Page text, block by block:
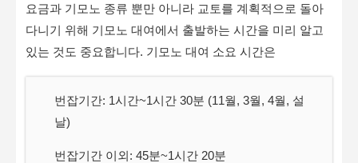
요금과 기모노 종류 뿐만 아니라 교토를 계획적으로 돌아
다니기 위해 기모노 대여에서 출발하는 시간을 미리 알고
있는 것도 중요합니다. 기모노 대여 소요 시간은
번잡기간: 1시간~1시간 30분 (11월, 3월, 4월, 설
날)
번잡기간 이외: 45분~1시간 20분